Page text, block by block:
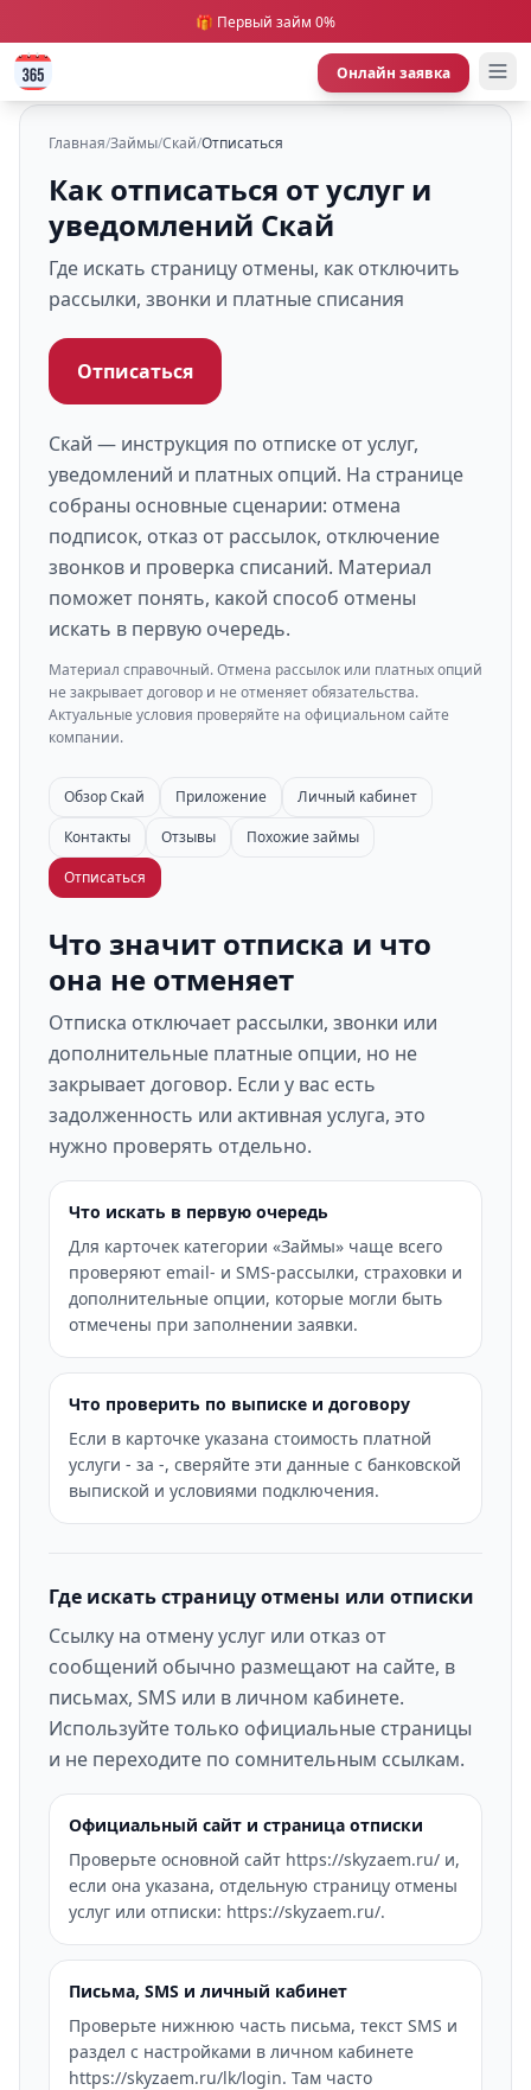
🎁 Первый займ 0%
Онлайн заявка
Главная/Займы/Скай/Отписаться
Как отписаться от услуг и
уведомлений Скай
Где искать страницу отмены, как отключить
рассылки, звонки и платные списания
Отписаться
Скай — инструкция по отписке от услуг,
уведомлений и платных опций. На странице
собраны основные сценарии: отмена
подписок, отказ от рассылок, отключение
звонков и проверка списаний. Материал
поможет понять, какой способ отмены
искать в первую очередь.
Материал справочный. Отмена рассылок или платных опций
не закрывает договор и не отменяет обязательства.
Актуальные условия проверяйте на официальном сайте
компании.
Обзор Скай Приложение
Личный кабинет
Контакты
Отзывы
Похожие займы
Отписаться
Что значит отписка и что
она не отменяет
Отписка отключает рассылки, звонки или
дополнительные платные опции, но не
закрывает договор. Если у вас есть
задолженность или активная услуга, это
нужно проверять отдельно.
Что искать в первую очередь
Для карточек категории «Займы» чаще всего
проверяют email- и SMS-рассылки, страховки и
дополнительные опции, которые могли быть
отмечены при заполнении заявки.
Что проверить по выписке и договору
Если в карточке указана стоимость платной
услуги - за -, сверяйте эти данные с банковской
выпиской и условиями подключения.
Где искать страницу отмены или отписки
Ссылку на отмену услуг или отказ от
сообщений обычно размещают на сайте, в
письмах, SMS или в личном кабинете.
Используйте только официальные страницы
и не переходите по сомнительным ссылкам.
Официальный сайт и страница отписки
Проверьте основной сайт https://skyzaem.ru/ и,
если она указана, отдельную страницу отмены
услуг или отписки: https://skyzaem.ru/.
Письма, SMS и личный кабинет
Проверьте нижнюю часть письма, текст SMS и
раздел с настройками в личном кабинете
https://skyzaem.ru/lk/login. Там часто